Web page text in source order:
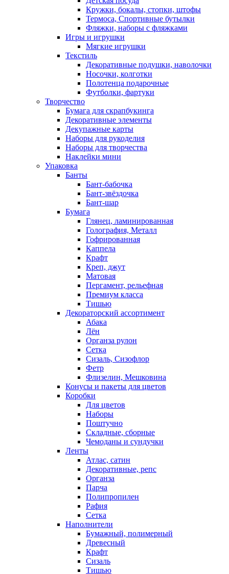
Кружки, бокалы, стопки, штофы
Термоса, Спортивные бутылки
Фляжки, наборы с фляжками
Игры и игрушки
Мягкие игрушки
Текстиль
Декоративные подушки, наволочки
Носочки, колготки
Полотенца подарочные
Футболки, фартуки
Творчество
Бумага для скрапбукинга
Декоративные элементы
Декупажные карты
Наборы для рукоделия
Наборы для творчества
Наклейки мини
Упаковка
Банты
Бант-бабочка
Бант-звёздочка
Бант-шар
Бумага
Глянец, ламинированная
Голография, Металл
Гофрированная
Каппела
Крафт
Креп, джут
Матовая
Пергамент, рельефная
Премиум класса
Тишью
Декораторский ассортимент
Абака
Лён
Органза рулон
Сетка
Сизаль, Сизофлор
Фетр
Флизелин, Мешковина
Конусы и пакеты для цветов
Коробки
Для цветов
Наборы
Поштучно
Складные, сборные
Чемоданы и сундучки
Ленты
Атлас, сатин
Декоративные, репс
Органза
Парча
Полипропилен
Рафия
Сетка
Наполнители
Бумажный, полимерный
Древесный
Крафт
Сизаль
Тишью